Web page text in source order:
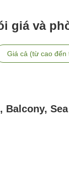
giá và
Giá cả (từ cao đến
Balcony,